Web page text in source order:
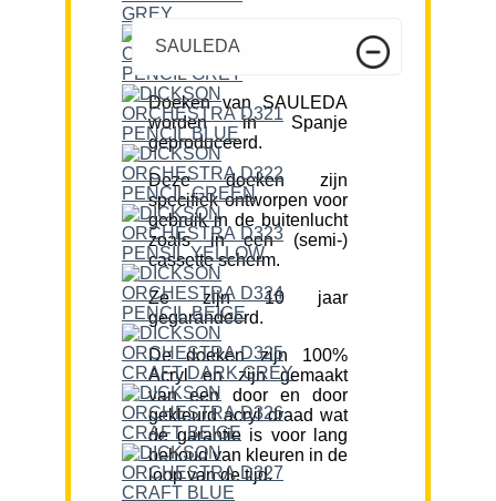
SAULEDA
Doeken van SAULEDA
worden in Spanje
geproduceerd.
Deze doeken zijn
specifiek ontworpen voor
gebruik in de buitenlucht
zoals in een (semi-)
cassette scherm.
Ze zijn 10 jaar
gegarandeerd.
De doeken zijn 100%
Acryl en zijn gemaakt
van een door en door
gekleurd acryl draad wat
de garantie is voor lang
behoud van kleuren in de
loop van de tijd.